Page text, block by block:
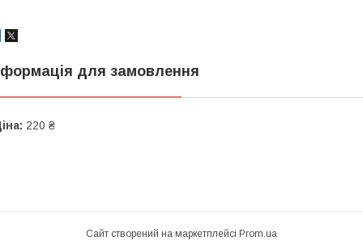
для замовлення
220 ₴
Сайт створений на маркетплейсі Prom.ua